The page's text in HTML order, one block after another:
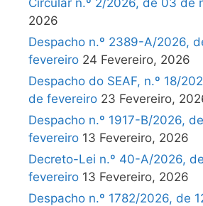
Circular n.º 2/2026, de 03 de
2026
Despacho n.º 2389-A/2026,
fevereiro 24 Fevereiro, 2026
Despacho do SEAF, n.º 18/
de fevereiro 23 Fevereiro,
Despacho n.º 1917-B/2026,
fevereiro 13 Fevereiro, 2026
Decreto-Lei n.º 40-A/2026,
fevereiro 13 Fevereiro, 2026
Despacho n.º 1782/2026, de